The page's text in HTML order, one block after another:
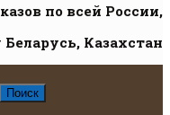
по всей России,
Казахстан